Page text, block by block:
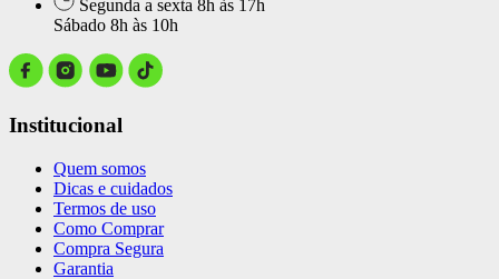
Segunda a sexta 8h às 17h
Sábado 8h às 10h
Institucional
Quem somos
Dicas e cuidados
Termos de uso
Como Comprar
Compra Segura
Garantia